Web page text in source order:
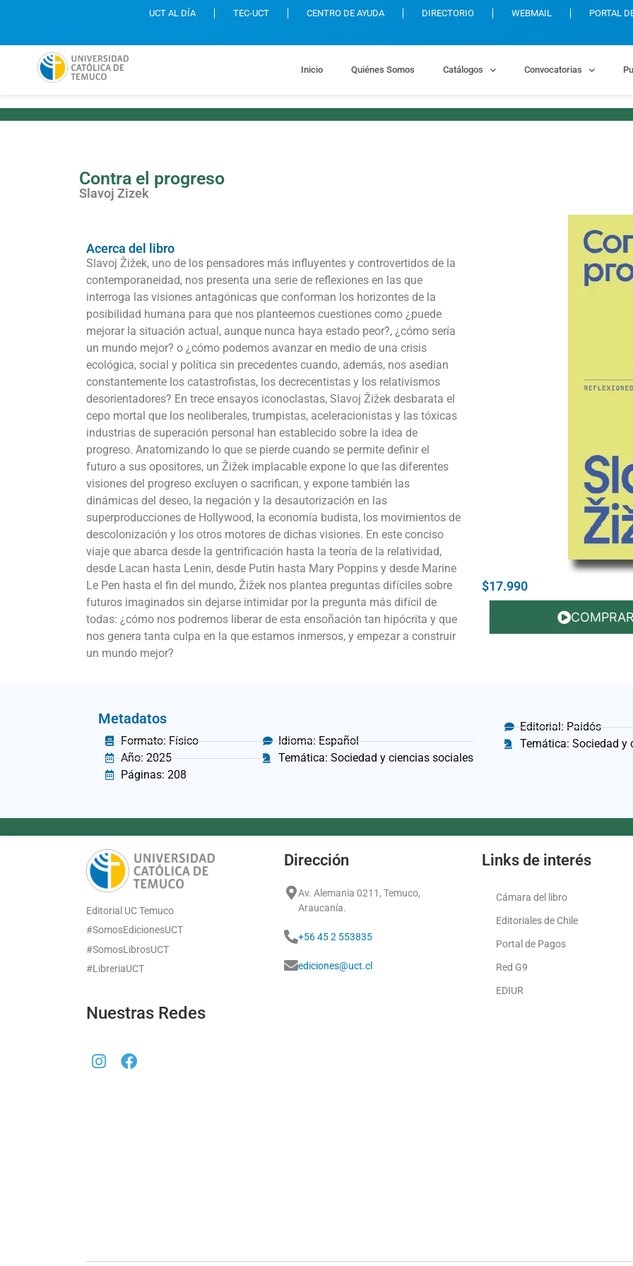
UCT AL DÍA TEC-UCT CENTRO DE AYUDA DIRECTORIO WEBMAIL PORTAL
Inicio Quiénes Somos Catálogos Convocatorias
Contra el progreso
Slavoj Zizek
Acerca del libro
Slavoj Žižek, uno de los pensadores más influyentes y controvertidos de la
contemporaneidad, nos presenta una serie de reflexiones en las que
interroga las visiones antagónicas que conforman los horizontes de la
posibilidad humana para que nos planteemos cuestiones como ¿puede
mejorar la situación actual, aunque nunca haya estado peor?, ¿cómo sería
un mundo mejor? o ¿cómo podemos avanzar en medio de una crisis
ecológica, social y política sin precedentes cuando, además, nos asedian
constantemente los catastrofistas, los decrecentistas y los relativismos
desorientadores? En trece ensayos iconoclastas, Slavoj Žižek desbarata el
cepo mortal que los neoliberales, trumpistas, aceleracionistas y las tóxicas
industrias de superación personal han establecido sobre la idea de
progreso. Anatomizando lo que se pierde cuando se permite definir el
futuro a sus opositores, un Žižek implacable expone lo que las diferentes
visiones del progreso excluyen o sacrifican, y expone también las
dinámicas del deseo, la negación y la desautorización en las
superproducciones de Hollywood, la economía budista, los movimientos de
descolonización y los otros motores de dichas visiones. En este conciso
viaje que abarca desde la gentrificación hasta la teoría de la relatividad,
desde Lacan hasta Lenin, desde Putin hasta Mary Poppins y desde Marine
Le Pen hasta el fin del mundo, Žižek nos plantea preguntas difíciles sobre
futuros imaginados sin dejarse intimidar por la pregunta más difícil de
todas: ¿cómo nos podremos liberar de esta ensoñación tan hipócrita y que
nos genera tanta culpa en la que estamos inmersos, y empezar a construir
un mundo mejor?
$17.990
Metadatos
Formato: Físico
Año: 2025
Páginas: 208
Idioma: Español
Temática: Sociedad y ciencias sociales
Editorial: Paidós
Temática: Sociedad y
Editorial UC Temuco
#SomosEdicionesUCT
#SomosLibrosUCT
#LibreriaUCT
Nuestras Redes
Dirección
Av. Alemania 0211, Temuco,
Araucanía.
+56 45 2 553835
ediciones@uct.cl
Links de interés
Cámara del libro
Editoriales de Chile
Portal de Pagos
Red G9
EDIUR